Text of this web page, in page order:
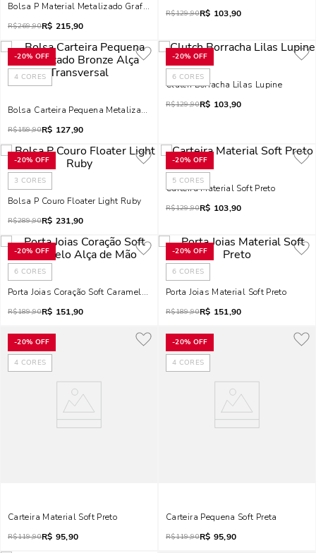
Bolsa P Material Metalizado Grafite 2
R$269,90R$ 215,90
R$129,90R$ 103,90
-20% OFF
4 CORES
Bolsa Carteira Pequena Metalizado Bronze Alça Transversal
R$159,90R$ 127,90
-20% OFF
6 CORES
Clutch Borracha Lilas Lupine
R$129,90R$ 103,90
-20% OFF
3 CORES
Bolsa P Couro Floater Light Ruby
R$289,90R$ 231,90
-20% OFF
5 CORES
Carteira Material Soft Preto
R$129,90R$ 103,90
-20% OFF
6 CORES
Porta Joias Coração Soft Caramelo Alça De Mão
R$189,90R$ 151,90
-20% OFF
6 CORES
Porta Joias Material Soft Preto
R$189,90R$ 151,90
-20% OFF
4 CORES
Carteira Material Soft Preto
R$119,90R$ 95,90
-20% OFF
4 CORES
Carteira Pequena Soft Preta
R$119,90R$ 95,90